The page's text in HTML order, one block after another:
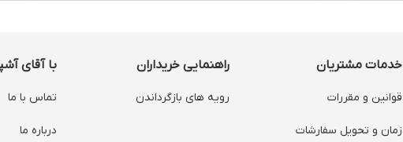
خدمات مشتریان
قوانین و مقررات
زمان و‌ تحویل سفارشات
راهنمایی خریداران
رویه های بازگرداندن
با آقای
تماس با ما
درباره ما